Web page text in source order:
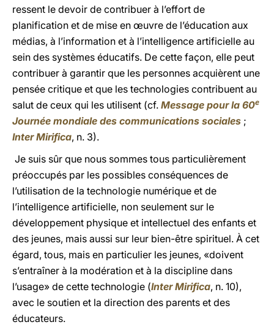
ressent le devoir de contribuer à l’effort de
planification et de mise en œuvre de l’éducation aux
médias, à l’information et à l’intelligence artificielle au
sein des systèmes éducatifs. De cette façon, elle peut
contribuer à garantir que les personnes acquièrent une
pensée critique et que les technologies contribuent au
salut de ceux qui les utilisent (cf. Message pour la 60e
Journée mondiale des communications sociales ;
Inter Mirifica, n. 3).
Je suis sûr que nous sommes tous particulièrement
préoccupés par les possibles conséquences de
l’utilisation de la technologie numérique et de
l’intelligence artificielle, non seulement sur le
développement physique et intellectuel des enfants et
des jeunes, mais aussi sur leur bien-être spirituel. À cet
égard, tous, mais en particulier les jeunes, «doivent
s’entraîner à la modération et à la discipline dans
l’usage» de cette technologie (Inter Mirifica, n. 10),
avec le soutien et la direction des parents et des
éducateurs.